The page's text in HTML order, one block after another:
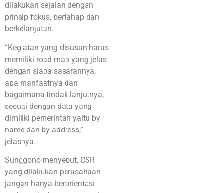
dilakukan sejalan dengan
prinsip fokus, bertahap dan
berkelanjutan.
“Kegiatan yang disusun harus
memiliki road map yang jelas
dengan siapa sasarannya,
apa manfaatnya dan
bagaimana tindak lanjutnya,
sesuai dengan data yang
dimiliki pemerintah yaitu by
name dan by address,”
jelasnya.
Sunggono menyebut, CSR
yang dilakukan perusahaan
jangan hanya berorientasi